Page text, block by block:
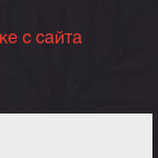
с сайта